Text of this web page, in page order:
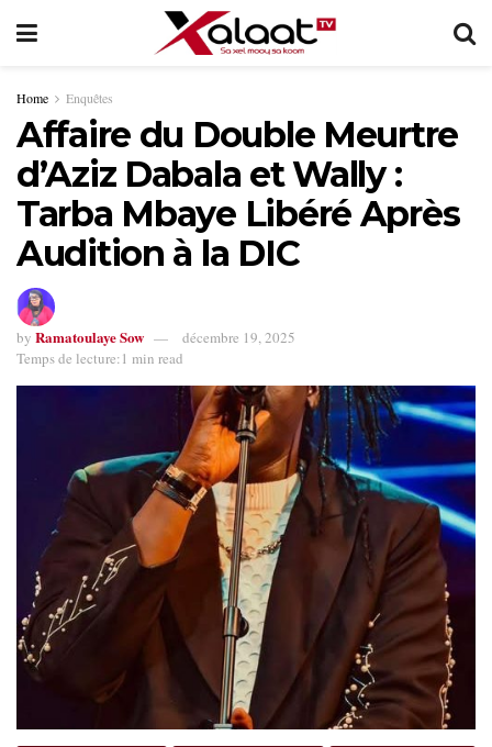
Home Enquêtes
Affaire du Double Meurtre
d’Aziz Dabala et Wally :
Tarba Mbaye Libéré Après
Audition à la DIC
by Ramatoulaye Sow
décembre 19, 2025
Temps de lecture:1 min read